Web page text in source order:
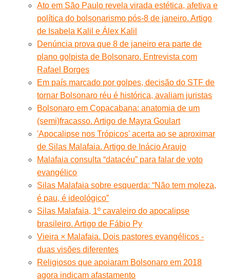
Ato em São Paulo revela virada estética, afetiva e
política do bolsonarismo pós-8 de janeiro. Artigo
de Isabela Kalil e Álex Kalil
Denúncia prova que 8 de janeiro era parte de
plano golpista de Bolsonaro. Entrevista com
Rafael Borges
Em país marcado por golpes, decisão do STF de
tornar Bolsonaro réu é histórica, avaliam juristas
Bolsonaro em Copacabana: anatomia de um
(semi)fracasso. Artigo de Mayra Goulart
'Apocalipse nos Trópicos' acerta ao se aproximar
de Silas Malafaia. Artigo de Inácio Araujo
Malafaia consulta “datacéu” para falar de voto
evangélico
Silas Malafaia sobre esquerda: “Não tem moleza,
é pau, é ideológico”
Silas Malafaia, 1º cavaleiro do apocalipse
brasileiro. Artigo de Fábio Py
Vieira × Malafaia. Dois pastores evangélicos -
duas visões diferentes
Religiosos que apoiaram Bolsonaro em 2018
agora indicam afastamento